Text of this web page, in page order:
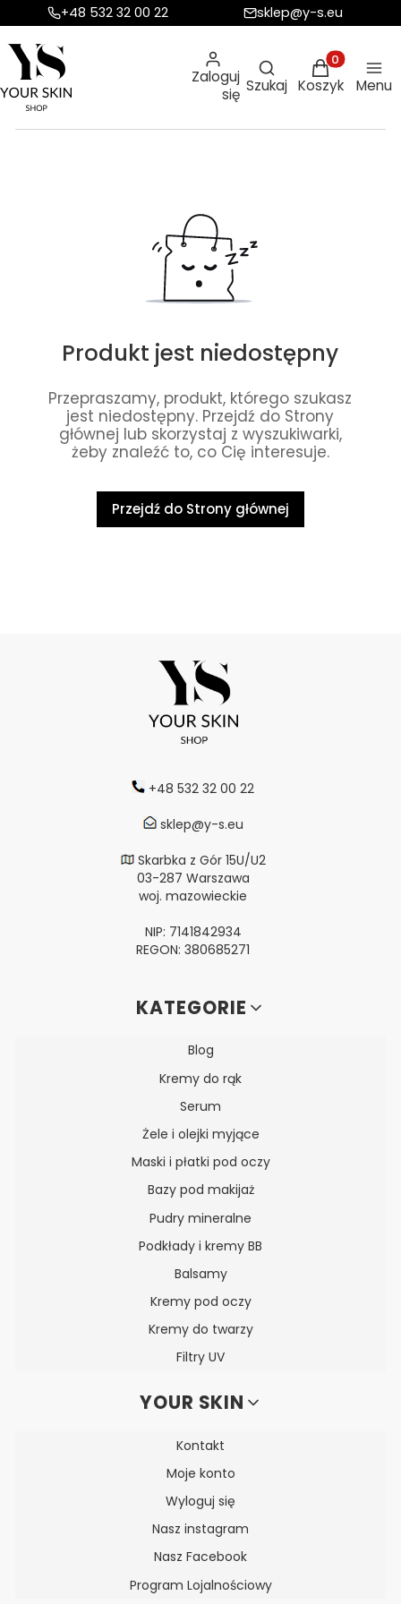
+48 532 32 00 22 sklep@y-s.eu
Zaloguj
się
Otwórz
Szukaj
Produkty w
Koszyk Menu
Produkt jest niedostępny
Przepraszamy, produkt, którego szukasz
jest niedostępny. Przejdź do Strony
głównej lub skorzystaj z wyszukiwarki,
żeby znaleźć to, co Cię interesuje.
Przejdź do Strony głównej
+48 532 32 00 22
sklep@y-s.eu
Skarbka z Gór 15U/U2
03-287 Warszawa
woj. mazowieckie
NIP: 7141842934
REGON: 380685271
Linki w stopceKATEGORIE
Blog
Kremy do rąk
Serum
Żele i olejki myjące
Maski i płatki pod oczy
Bazy pod makijaż
Pudry mineralne
Podkłady i kremy BB
Balsamy
Kremy pod oczy
Kremy do twarzy
Filtry UV
YOUR SKIN
Kontakt
Moje konto
Wyloguj się
Nasz instagram
Nasz Facebook
Program Lojalnościowy